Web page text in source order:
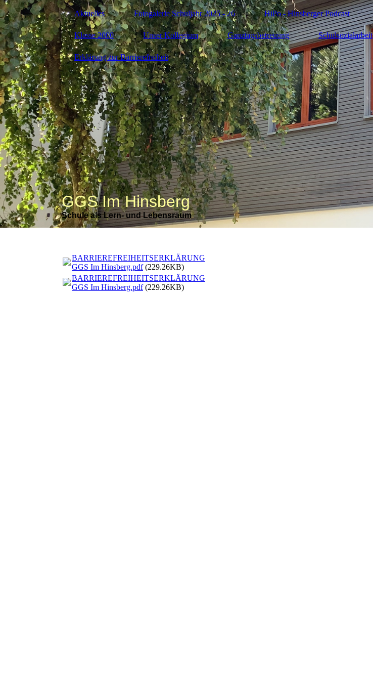
Aktuelles Fotogalerie Schuljahr 2025 - 26 HiPo - Hinsberger Podcast
Klasse 2000 Unser Kollegium Ganztagsbetreuung Schulsozialarbeit
Erklärung zur Barrierefreiheit
GGS Im Hinsberg
Schule als Lern- und Lebensraum
BARRIEREFREIHEITSERKLÄRUNG
GGS Im Hinsberg.pdf(229.26KB)
BARRIEREFREIHEITSERKLÄRUNG
GGS Im Hinsberg.pdf(229.26KB)